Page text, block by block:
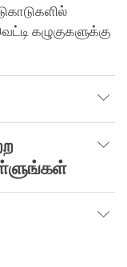
கழுகுகளுக்கு